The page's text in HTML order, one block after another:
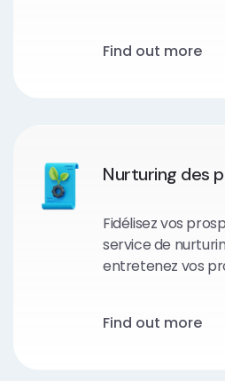
qualifié en
Find out more
Nurturing des
Fidélisez vos
service de
entretenez vos
personnalisées et
Find out more